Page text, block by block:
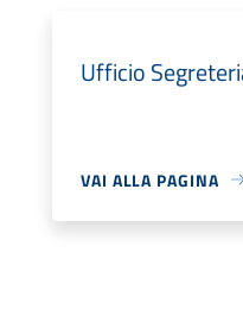
Ufficio
VAI ALLA PAGINA